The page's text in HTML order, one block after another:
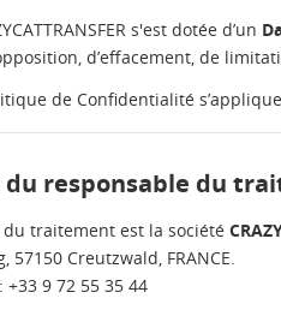
s'est dotée d’un
d’effacement, de
de Confidentialité
responsable du
du traitement est la société
57150 Creutzwald, FRANCE.
9 72 55 35 44